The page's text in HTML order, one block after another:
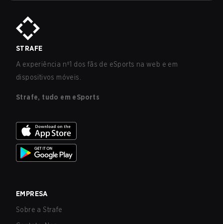
STRAFE
A experiência nº1 dos fãs de eSports na web e em
dispositivos móveis.
Strafe, tudo em eSports
EMPRESA
Sobre a Strafe